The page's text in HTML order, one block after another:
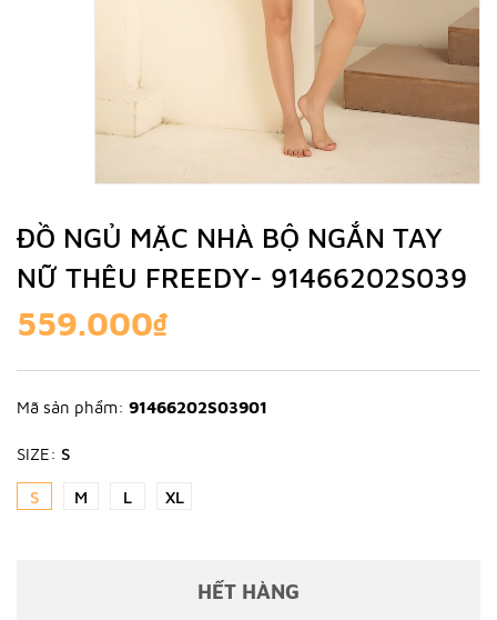
ĐỒ NGỦ MẶC NHÀ BỘ NGẮN TAY
NỮ THÊU FREEDY- 91466202S039
559.000₫
Mã sản phẩm: 91466202S03901
SIZE: S
S M L XL
HẾT HÀNG